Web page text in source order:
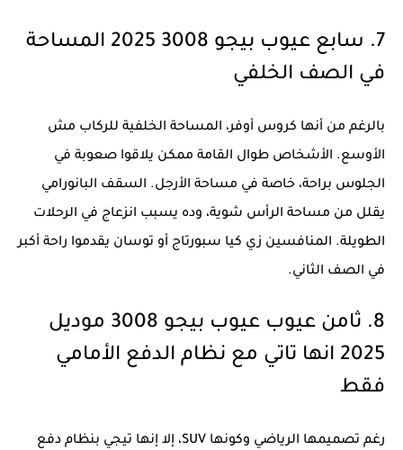
7. سابع عيوب بيجو 3008 2025 المساحة
في الصف الخلفي
بالرغم من أنها كروس أوفر، المساحة الخلفية للركاب مش
الأوسع. الأشخاص طوال القامة ممكن يلاقوا صعوبة في
الجلوس براحة، خاصة في مساحة الأرجل. السقف البانورامي
يقلل من مساحة الرأس شوية، وده يسبب انزعاج في الرحلات
الطويلة. المنافسين زي كيا سبورتاج أو توسان يقدموا راحة أكبر
في الصف الثاني.
8. ثامن عيوب عيوب بيجو 3008 موديل
2025 انها تاتي مع نظام الدفع الأمامي
فقط
رغم تصميمها الرياضي وكونها SUV، إلا إنها تيجي بنظام دفع